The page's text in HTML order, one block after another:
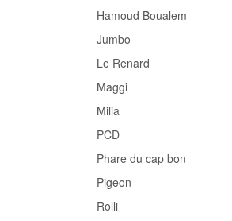
Hamoud Boualem
Jumbo
Le Renard
Maggi
Milia
PCD
Phare du cap bon
Pigeon
Rolli